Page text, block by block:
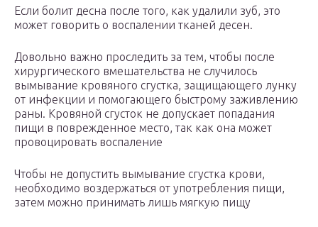
Если болит десна после того, как удалили зуб, это
может говорить о воспалении тканей десен.
Довольно важно проследить за тем, чтобы после
хирургического вмешательства не случилось
вымывание кровяного сгустка, защищающего лунку
от инфекции и помогающего быстрому заживлению
раны. Кровяной сгусток не допускает попадания
пищи в поврежденное место, так как она может
провоцировать воспаление
Чтобы не допустить вымывание сгустка крови,
необходимо воздержаться от употребления пищи,
затем можно принимать лишь мягкую пищу